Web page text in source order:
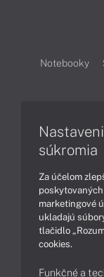
Notebooky
Obchodné
Ako
Podpora a
súkromia
Za účelom
marketingové
ukladajú
tlačidlo
cookies.
Funkčné a